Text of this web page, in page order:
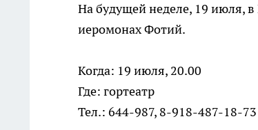
На будущей неделе, 19 июля, в
иеромонах Фотий.
Когда: 19 июля, 20.00
Где: гортеатр
Тел.: 644-987, 8-918-487-18-73